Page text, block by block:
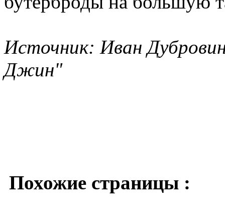
Источник: Иван
Джин"
Похожие страницы :